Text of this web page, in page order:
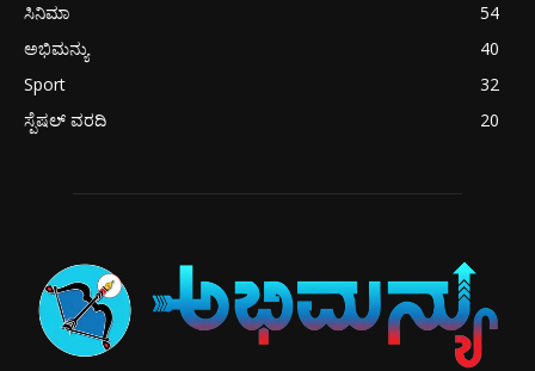
ಸಿನಿಮಾ
54
ಅಭಿಮನ್ಯು
40
Sport
32
ಸ್ಪೆಷಲ್ ವರದಿ
20